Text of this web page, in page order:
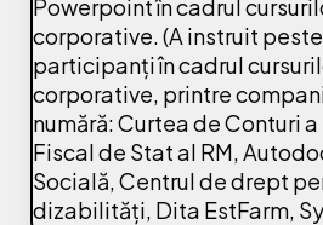
Powerpoint în cadrul
corporative. (A instruit
participanți în cadrul
corporative, printre
numără: Curtea de Conturi a
Fiscal de Stat al RM,
Socială, Centrul de drept
dizabilități, Dita EstFarm,